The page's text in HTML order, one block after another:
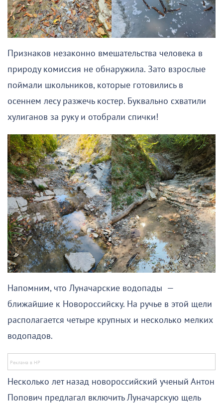
Признаков незаконно вмешательства человека в
природу комиссия не обнаружила. Зато взрослые
поймали школьников, которые готовились в
осеннем лесу разжечь костер. Буквально схватили
хулиганов за руку и отобрали спички!
Напомним, что Луначарские водопады —
ближайшие к Новороссийску. На ручье в этой щели
располагается четыре крупных и несколько мелких
водопадов.
Несколько лет назад новороссийский ученый Антон
Попович предлагал включить Луначарскую щель